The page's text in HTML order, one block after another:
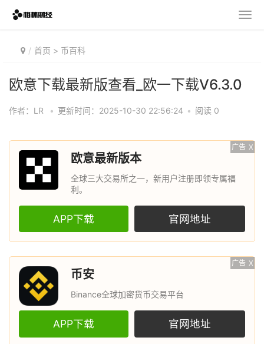
首页 > 币百科
欧意下载最新版查看_欧一下载V6.3.0
作者：LR • 更新时间：2025-10-30 22:56:24 • 阅读 0
广告 X
欧意最新版本
全球三大交易所之一，新用户注册即领专属福
利。
APP下载 官网地址
广告 X
币安
Binance全球加密货币交易平台
APP下载 官网地址